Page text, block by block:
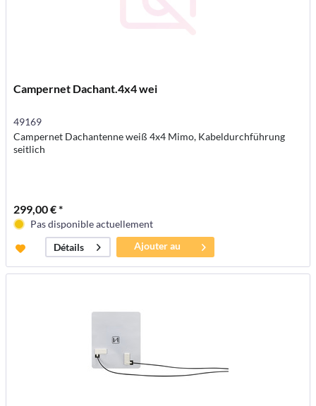
Campernet Dachant.4x4 wei
49169
Campernet Dachantenne weiß 4x4 Mimo, Kabeldurchführung
seitlich
299,00 € *
Pas disponible actuellement
Détails
Ajouter au
panier